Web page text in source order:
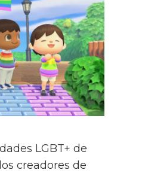
LGBT+ de
creadores de